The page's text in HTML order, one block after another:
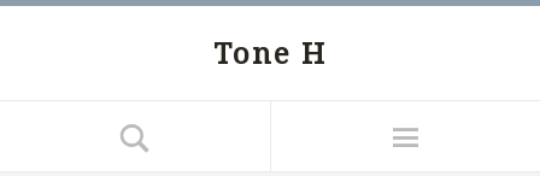
Tone H